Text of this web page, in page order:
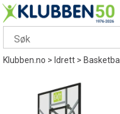
Klubben.no> Idrett>Basketball